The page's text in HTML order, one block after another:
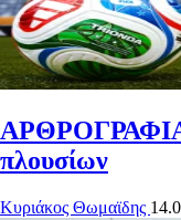
πλουσίων
Κυριάκος Θωμαϊδης